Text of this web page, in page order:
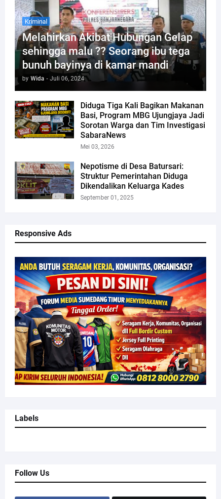
Kriminal
Melahirkan Akibat Hubungan Gelap
sehingga malu ?? Seorang ibu tega
bunuh bayinya di kamar mandi
by Wida - Juli 06, 2024
Diduga Tiga Kali Bagikan Makanan
Basi, Program MBG Ujungjaya Jadi
Sorotan Warga dan Tim Investigasi
SabaraNews
Mei 03, 2026
Nepotisme di Desa Batursari:
Struktur Pemerintahan Diduga
Dikendalikan Keluarga Kades
September 01, 2025
Responsive Ads
Labels
Follow Us